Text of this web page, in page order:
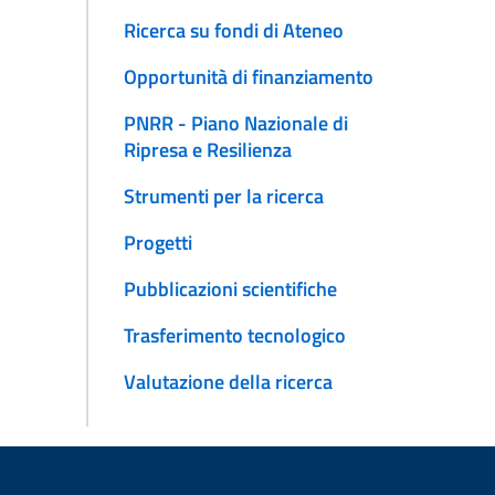
Ricerca su fondi di Ateneo
Opportunità di finanziamento
PNRR - Piano Nazionale di
Ripresa e Resilienza
Strumenti per la ricerca
Progetti
Pubblicazioni scientifiche
Trasferimento tecnologico
Valutazione della ricerca